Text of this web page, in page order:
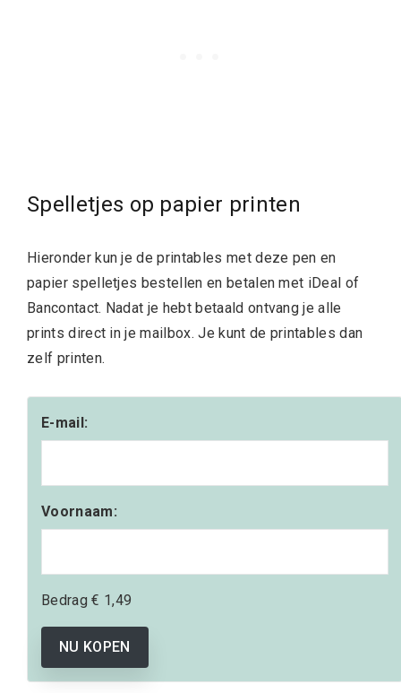
Spelletjes op papier printen
Hieronder kun je de printables met deze pen en
papier spelletjes bestellen en betalen met iDeal of
Bancontact. Nadat je hebt betaald ontvang je alle
prints direct in je mailbox. Je kunt de printables dan
zelf printen.
E-mail:
Voornaam:
Bedrag€ 1,49
NU KOPEN